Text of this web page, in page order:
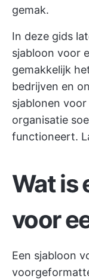
gemak.
In deze gids
sjabloon voor
gemakkelijk
bedrijven en
sjablonen
organisatie
functioneert.
Wat is
voor
Een sjabloon